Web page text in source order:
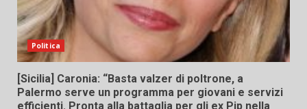
Politica
[Sicilia] Caronia: “Basta valzer di poltrone, a
Palermo serve un programma per giovani e servizi
efficienti. Pronta alla battaglia per gli ex Pip nella